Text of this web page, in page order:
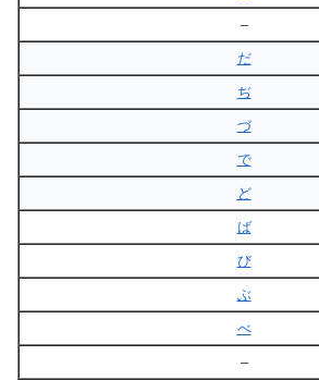
–
だ
ぢ
づ
で
ど
ば
び
ぶ
べ
–